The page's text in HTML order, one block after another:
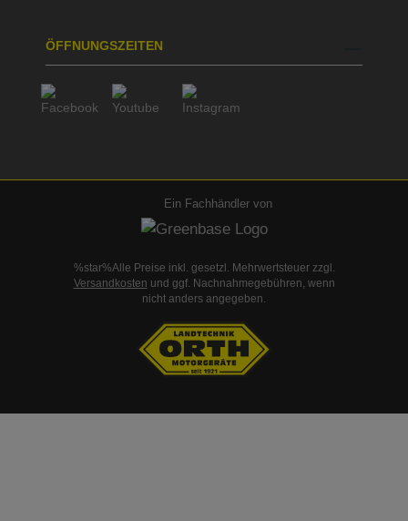
ÖFFNUNGSZEITEN
Ein Fachhändler von
%star%Alle Preise inkl. gesetzl. Mehrwertsteuer zzgl.
Versandkosten und ggf. Nachnahmegebühren, wenn
nicht anders angegeben.